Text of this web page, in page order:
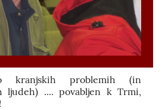
kranjskih problemih (in
ljudeh) .... povabljen k Trmi,